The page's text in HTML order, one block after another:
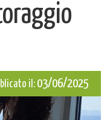
il: 03/06/2025